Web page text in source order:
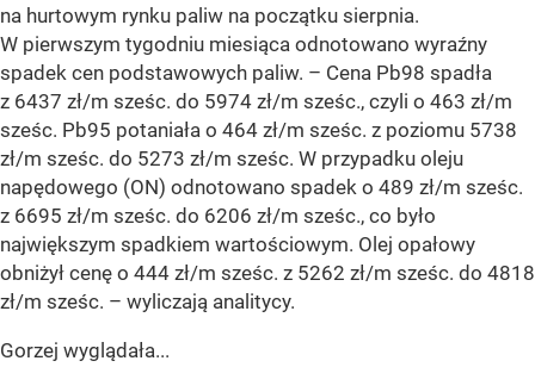
na hurtowym rynku paliw na początku sierpnia.
W pierwszym tygodniu miesiąca odnotowano wyraźny
spadek cen podstawowych paliw. – Cena Pb98 spadła
z 6437 zł/m sześc. do 5974 zł/m sześc., czyli o 463 zł/m
sześc. Pb95 potaniała o 464 zł/m sześc. z poziomu 5738
zł/m sześc. do 5273 zł/m sześc. W przypadku oleju
napędowego (ON) odnotowano spadek o 489 zł/m sześc.
z 6695 zł/m sześc. do 6206 zł/m sześc., co było
największym spadkiem wartościowym. Olej opałowy
obniżył cenę o 444 zł/m sześc. z 5262 zł/m sześc. do 4818
zł/m sześc. – wyliczają analitycy.
Gorzej wyglądała...